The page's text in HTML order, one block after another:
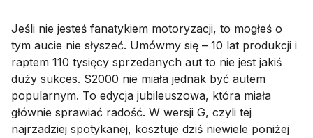
Jeśli nie jesteś fanatykiem motoryzacji, to mogłeś o
tym aucie nie słyszeć. Umówmy się – 10 lat produkcji i
raptem 110 tysięcy sprzedanych aut to nie jest jakiś
duży sukces. S2000 nie miała jednak być autem
popularnym. To edycja jubileuszowa, która miała
głównie sprawiać radość. W wersji G, czyli tej
najrzadziej spotykanej, kosztuje dziś niewiele poniżej